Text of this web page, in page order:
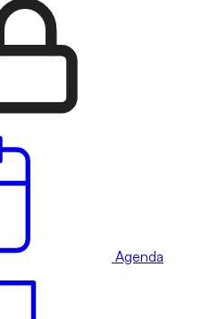
Agenda